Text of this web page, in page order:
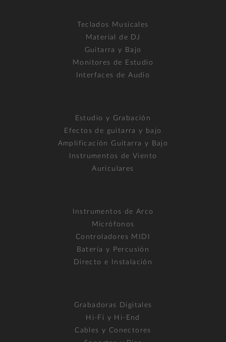
Teclados Musicales
Material de DJ
Guitarra y Bajo
Monitores de Estudio
Interfaces de Audio
Estudio y Grabación
Efectos de guitarra y bajo
Amplificación Guitarra y Bajo
Instrumentos de Viento
Auriculares
Instrumentos de Arco
Micrófonos
Controladores MIDI
Batería y Percusión
Directo e Instalación
Grabadoras Digitales
Hi-Fi y Hi-End
Cables y Conectores